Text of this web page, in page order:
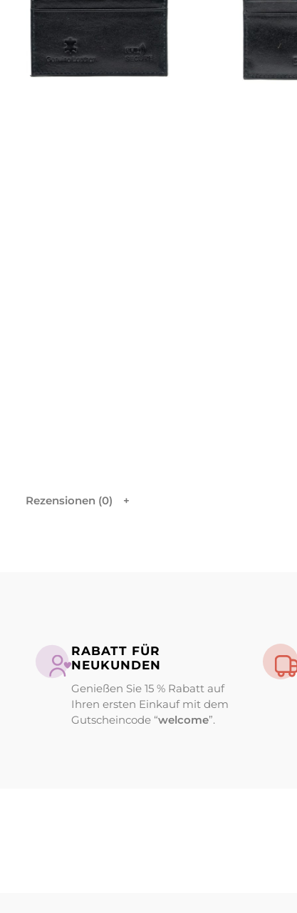
Rezensionen (0)
RABATT FÜR
NEUKUNDEN
Genießen Sie 15 % Rabatt auf
Ihren ersten Einkauf mit dem
Gutscheincode “welcome”.